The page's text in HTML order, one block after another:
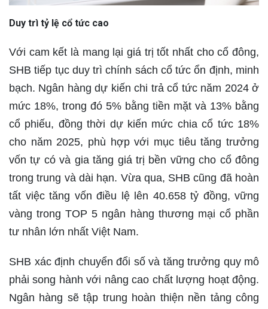
Duy trì tỷ lệ cổ tức cao
Với cam kết là mang lại giá trị tốt nhất cho cổ đông,
SHB tiếp tục duy trì chính sách cổ tức ổn định, minh
bạch. Ngân hàng dự kiến chi trả cổ tức năm 2024 ở
mức 18%, trong đó 5% bằng tiền mặt và 13% bằng
cổ phiếu, đồng thời dự kiến mức chia cổ tức 18%
cho năm 2025, phù hợp với mục tiêu tăng trưởng
vốn tự có và gia tăng giá trị bền vững cho cổ đông
trong trung và dài hạn. Vừa qua, SHB cũng đã hoàn
tất việc tăng vốn điều lệ lên 40.658 tỷ đồng, vững
vàng trong TOP 5 ngân hàng thương mại cổ phần
tư nhân lớn nhất Việt Nam.
SHB xác định chuyển đổi số và tăng trưởng quy mô
phải song hành với nâng cao chất lượng hoạt động.
Ngân hàng sẽ tập trung hoàn thiện nền tảng công